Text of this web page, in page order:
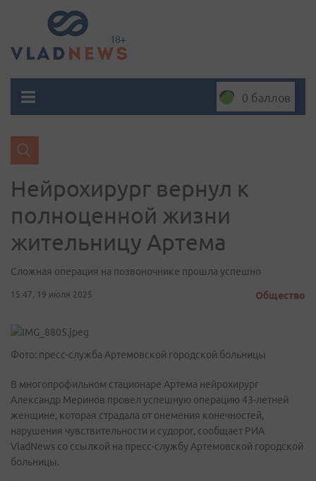
0 баллов
Нейрохирург вернул к
полноценной жизни
жительницу Артема
Сложная операция на позвоночнике прошла успешно
15:47, 19 июля 2025 Общество
Фото: пресс-служба Артемовской городской больницы
В многопрофильном стационаре Артема нейрохирург
Александр Меринов провел успешную операцию 43-летней
женщине, которая страдала от онемения конечностей,
нарушения чувствительности и судорог, сообщает РИА
VladNews со ссылкой на пресс-службу Артемовской городской
больницы.